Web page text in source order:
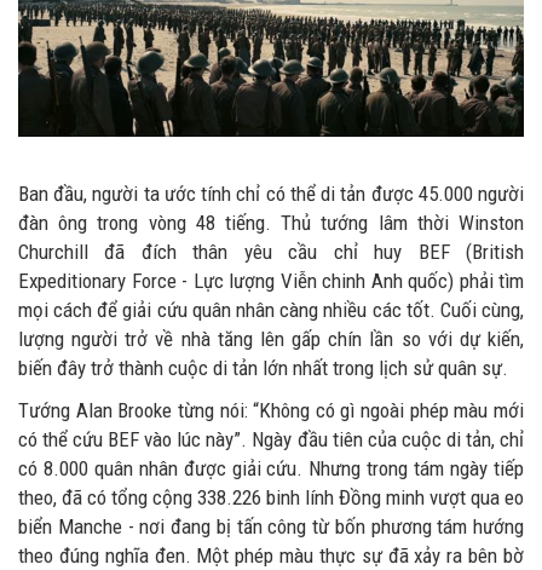
Ban đầu, người ta ước tính chỉ có thể di tản được 45.000 người
đàn ông trong vòng 48 tiếng. Thủ tướng lâm thời Winston
Churchill đã đích thân yêu cầu chỉ huy BEF (British
Expeditionary Force - Lực lượng Viễn chinh Anh quốc) phải tìm
mọi cách để giải cứu quân nhân càng nhiều các tốt. Cuối cùng,
lượng người trở về nhà tăng lên gấp chín lần so với dự kiến,
biến đây trở thành cuộc di tản lớn nhất trong lịch sử quân sự.
Tướng Alan Brooke từng nói: “Không có gì ngoài phép màu mới
có thể cứu BEF vào lúc này”. Ngày đầu tiên của cuộc di tản, chỉ
có 8.000 quân nhân được giải cứu. Nhưng trong tám ngày tiếp
theo, đã có tổng cộng 338.226 binh lính Đồng minh vượt qua eo
biển Manche - nơi đang bị tấn công từ bốn phương tám hướng
theo đúng nghĩa đen. Một phép màu thực sự đã xảy ra bên bờ